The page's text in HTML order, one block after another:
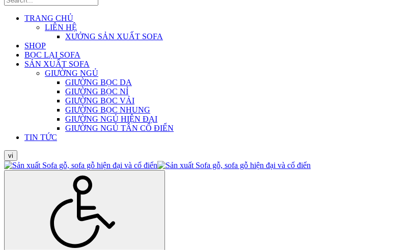
TRANG CHỦ
LIÊN HỆ
XƯỞNG SẢN XUẤT SOFA
SHOP
BỌC LẠI SOFA
SẢN XUẤT SOFA
GIƯỜNG NGỦ
GIƯỜNG BỌC DA
GIƯỜNG BỌC NỈ
GIƯỜNG BỌC VẢI
GIƯỜNG BỌC NHUNG
GIƯỜNG NGỦ HIỆN ĐẠI
GIƯỜNG NGỦ TÂN CỔ ĐIỂN
TIN TỨC
vi